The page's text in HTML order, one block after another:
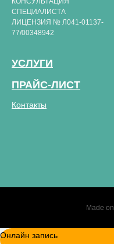
СПЕЦИАЛИСТА
ЛИЦЕНЗИЯ № Л041-01137-
77/00348942
УСЛУГИ
ПРАЙС-ЛИСТ
Контакты
Made on